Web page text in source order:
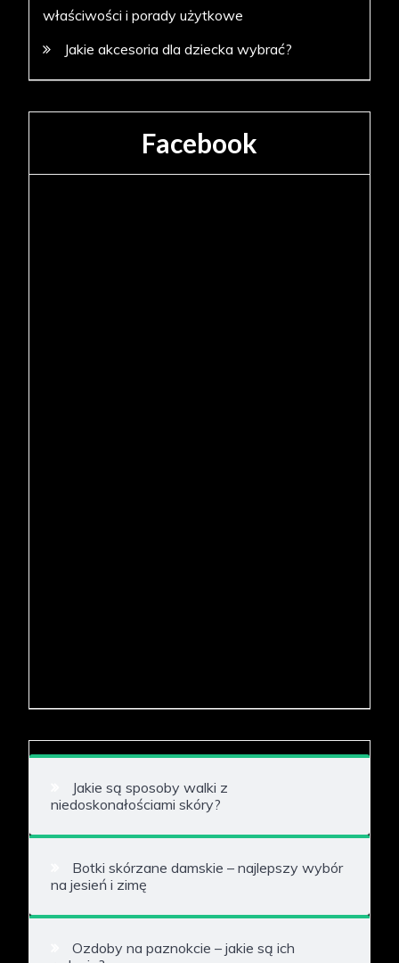
właściwości i porady użytkowe
Jakie akcesoria dla dziecka wybrać?
Facebook
Jakie są sposoby walki z
niedoskonałościami skóry?
Botki skórzane damskie – najlepszy wybór
na jesień i zimę
Ozdoby na paznokcie – jakie są ich